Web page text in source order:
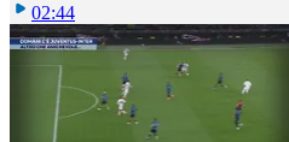
02:44